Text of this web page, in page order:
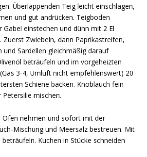
Überlappenden Teig leicht einschlagen,
und gut andrücken. Teigboden
einstechen und dünn mit 2 El
Zuerst Zwiebeln, dann Paprikastreifen,
und Sardellen gleichmäßig darauf
beträufeln und im vorgeheizten
3-4, Umluft nicht empfehlenswert) 20
Schiene backen. Knoblauch fein
mischen.
Ofen nehmen und sofort mit der
Mischung und Meersalz bestreuen. Mit
Kuchen in Stücke schneiden